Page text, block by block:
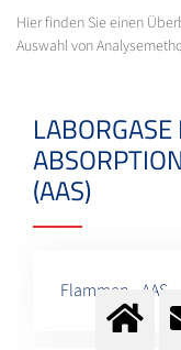
Hier finden Sie einen
Auswahl von
(AAS)
Flammen - AAS